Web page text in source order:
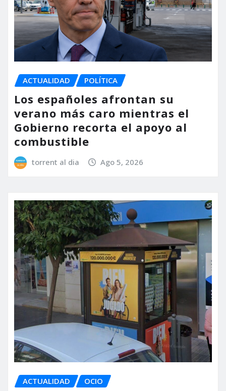
ACTUALIDAD POLÍTICA
Los españoles afrontan su
verano más caro mientras el
Gobierno recorta el apoyo al
combustible
torrent al dia Ago 5, 2026
ACTUALIDAD OCIO